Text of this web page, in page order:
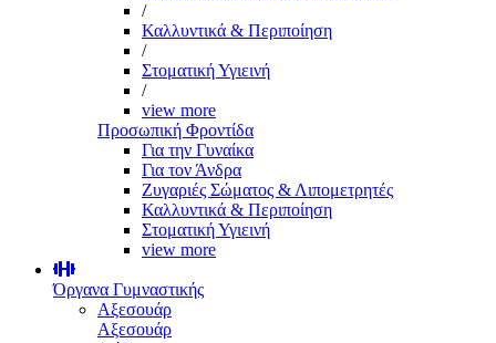
/
Καλλυντικά & Περιποίηση
/
Στοματική Υγιεινή
/
view more
Προσωπική Φροντίδα
Για την Γυναίκα
Για τον Άνδρα
Ζυγαριές Σώματος & Λιπομετρητές
Καλλυντικά & Περιποίηση
Στοματική Υγιεινή
view more
Όργανα Γυμναστικής
Αξεσουάρ
Αξεσουάρ